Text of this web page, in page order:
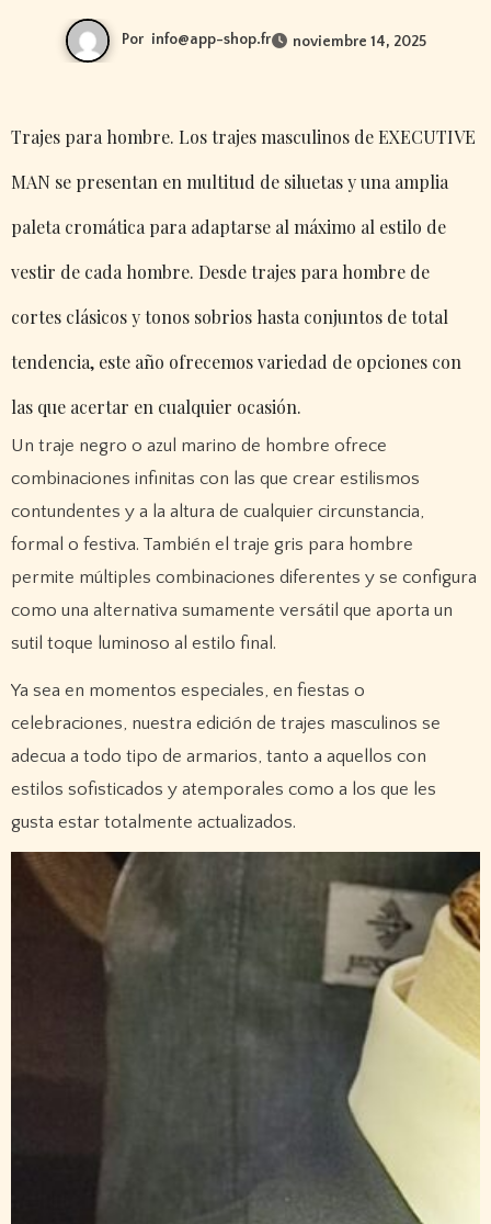
Por info@app-shop.fr noviembre 14, 2025
Trajes para hombre. Los trajes masculinos de EXECUTIVE
MAN se presentan en multitud de siluetas y una amplia
paleta cromática para adaptarse al máximo al estilo de
vestir de cada hombre. Desde trajes para hombre de
cortes clásicos y tonos sobrios hasta conjuntos de total
tendencia, este año ofrecemos variedad de opciones con
las que acertar en cualquier ocasión.
Un traje negro o azul marino de hombre ofrece
combinaciones infinitas con las que crear estilismos
contundentes y a la altura de cualquier circunstancia,
formal o festiva. También el traje gris para hombre
permite múltiples combinaciones diferentes y se configura
como una alternativa sumamente versátil que aporta un
sutil toque luminoso al estilo final.
Ya sea en momentos especiales, en fiestas o
celebraciones, nuestra edición de trajes masculinos se
adecua a todo tipo de armarios, tanto a aquellos con
estilos sofisticados y atemporales como a los que les
gusta estar totalmente actualizados.